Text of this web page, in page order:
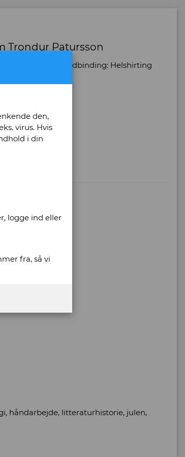
Trondur Patursson
Antal sider: 93 - Indbinding: Helshirting
håndarbejde, litteraturhistorie, julen,
den,
virus. Hvis
i din
logge ind eller
fra, så vi